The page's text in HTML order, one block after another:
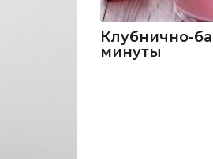
Клубнично-
минуты